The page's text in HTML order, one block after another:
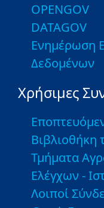
OPENGOV
DATAGOV
Ενημέρωση
Δεδομένων
Χρήσιμες
Βιβλιοθήκη
Τμήματα
Ελέγχων -
Λοιποί